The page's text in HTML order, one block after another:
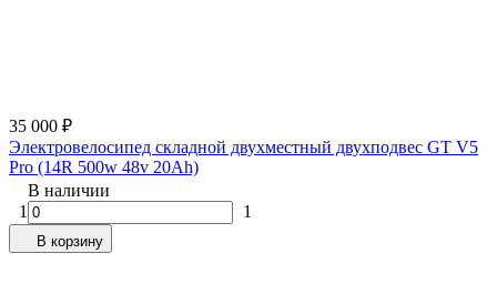
35 000 ₽
Электровелосипед складной двухместный двухподвес GT V5
Pro (14R 500w 48v 20Ah)
В наличии
1
1
В корзину